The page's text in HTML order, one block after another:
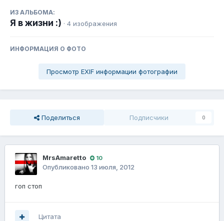
ИЗ АЛЬБОМА:
Я в жизни :) · 4 изображения
ИНФОРМАЦИЯ О ФОТО
Просмотр EXIF информации фотографии
Поделиться Подписчики 0
MrsAmaretto 10
Опубликовано 13 июля, 2012
гоп стоп
Цитата